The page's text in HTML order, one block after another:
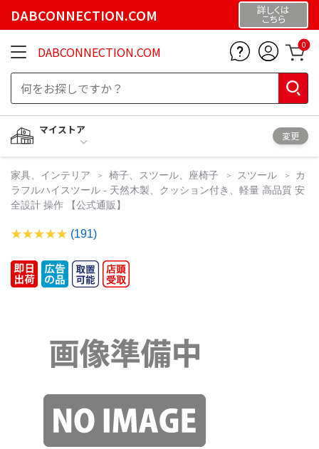
DABCONNECTION.COM 詳しくは
こちら
DABCONNECTION.COM 0
マイストア
変更
家具、インテリア 椅子、スツール、座椅子 スツール
カ
ラフルハイスツール - 天然木製、クッション付き、軽量 高品質 安
全設計 操作 【公式通販】
(191)